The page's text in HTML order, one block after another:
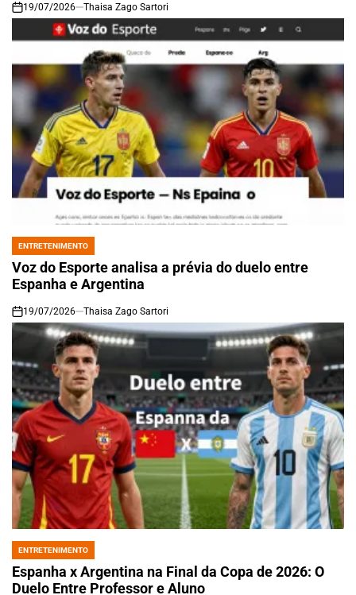
on
19/07/2026 Thaisa Zago Sartori
POSTED
IN
ENTRETENIMENTO
Voz do Esporte analisa a prévia do duelo entre
Espanha e Argentina
on
19/07/2026 Thaisa Zago Sartori
POSTED
IN
ENTRETENIMENTO
Espanha x Argentina na Final da Copa de 2026: O
Duelo Entre Professor e Aluno